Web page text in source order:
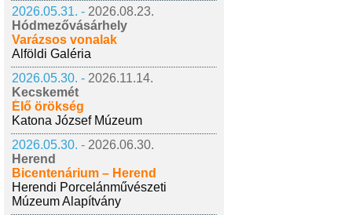
2026.05.31. - 2026.08.23.
Hódmezővásárhely
Varázsos vonalak
Alföldi Galéria
2026.05.30. - 2026.11.14.
Kecskemét
Élő örökség
Katona József Múzeum
2026.05.30. - 2026.06.30.
Herend
Bicentenárium – Herend
Herendi Porcelánművészeti
Múzeum Alapítvány